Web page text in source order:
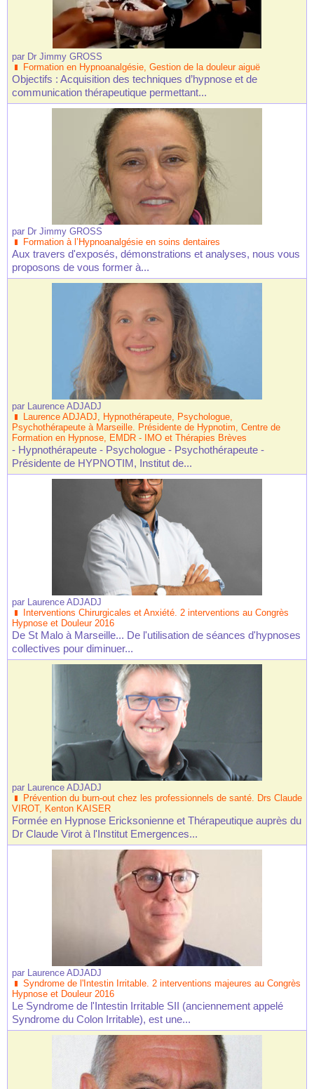
par Dr Jimmy GROSS
Formation en Hypnoanalgésie, Gestion de la douleur aiguë
Objectifs : Acquisition des techniques d’hypnose et de
communication thérapeutique permettant...
par Dr Jimmy GROSS
Formation à l’Hypnoanalgésie en soins dentaires
Aux travers d'exposés, démonstrations et analyses, nous vous
proposons de vous former à...
par Laurence ADJADJ
Laurence ADJADJ, Hypnothérapeute, Psychologue,
Psychothérapeute à Marseille. Présidente de Hypnotim, Centre de
Formation en Hypnose, EMDR - IMO et Thérapies Brèves
- Hypnothérapeute - Psychologue - Psychothérapeute -
Présidente de HYPNOTIM, Institut de...
par Laurence ADJADJ
Interventions Chirurgicales et Anxiété. 2 interventions au Congrès
Hypnose et Douleur 2016
De St Malo à Marseille... De l'utilisation de séances d'hypnoses
collectives pour diminuer...
par Laurence ADJADJ
Prévention du burn-out chez les professionnels de santé. Drs Claude
VIROT, Kenton KAISER
Formée en Hypnose Ericksonienne et Thérapeutique auprès du
Dr Claude Virot à l'Institut Emergences...
par Laurence ADJADJ
Syndrome de l'Intestin Irritable. 2 interventions majeures au Congrès
Hypnose et Douleur 2016
Le Syndrome de l'Intestin Irritable SII (anciennement appelé
Syndrome du Colon Irritable), est une...